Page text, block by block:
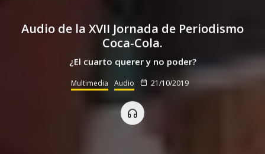
Audio de la XVII Jornada de Periodismo
Coca-Cola.
¿El cuarto querer y no poder?
Multimedia Audio 21/10/2019